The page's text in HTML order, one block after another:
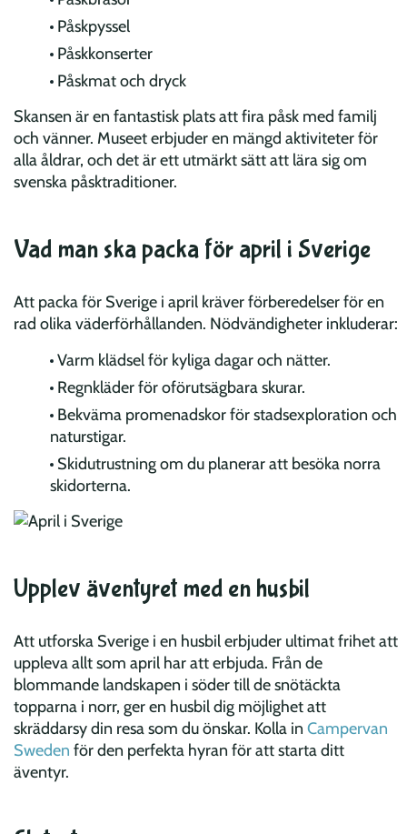
Påskpyssel
Påskkonserter
Påskmat och dryck
Skansen är en fantastisk plats att fira påsk med familj
och vänner. Museet erbjuder en mängd aktiviteter för
alla åldrar, och det är ett utmärkt sätt att lära sig om
svenska påsktraditioner.
Vad man ska packa för april i Sverige
Att packa för Sverige i april kräver förberedelser för en
rad olika väderförhållanden. Nödvändigheter inkluderar:
Varm klädsel för kyliga dagar och nätter.
Regnkläder för oförutsägbara skurar.
Bekväma promenadskor för stadsexploration och
naturstigar.
Skidutrustning om du planerar att besöka norra
skidorterna.
Upplev äventyret med en husbil
Att utforska Sverige i en husbil erbjuder ultimat frihet att
uppleva allt som april har att erbjuda. Från de
blommande landskapen i söder till de snötäckta
topparna i norr, ger en husbil dig möjlighet att
skräddarsy din resa som du önskar. Kolla in Campervan
Sweden för den perfekta hyran för att starta ditt
äventyr.